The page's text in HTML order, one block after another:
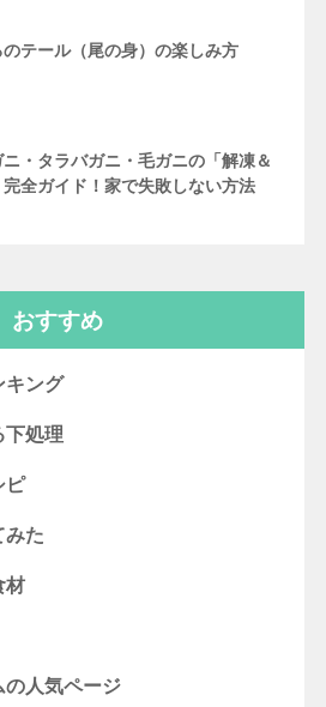
テール（尾の身）の楽しみ方
ニ・タラバガニ・毛ガニの「解凍＆
全ガイド！家で失敗しない方法
おすすめ
キング
下処理
ピ
みた
材
の人気ページ